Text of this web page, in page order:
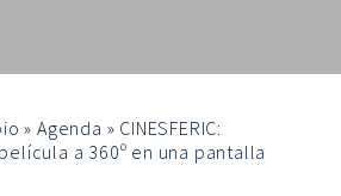
»Agenda » CINESFERIC:
a 360º en una pantalla